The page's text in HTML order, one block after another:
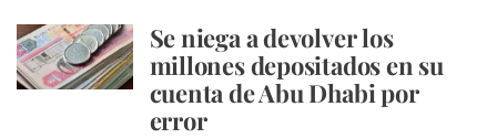
Se niega a devolver los
millones depositados en su
cuenta de Abu Dhabi por
error